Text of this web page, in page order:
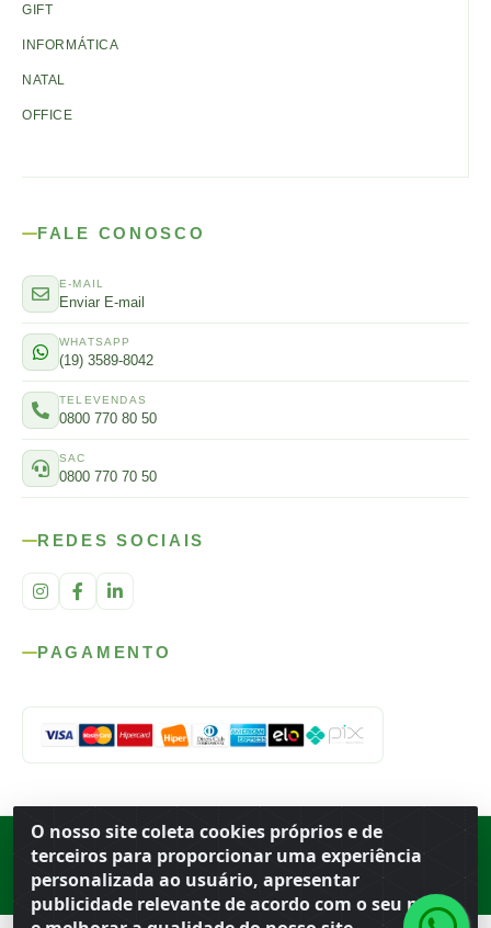
O nosso site coleta cookies próprios e de
terceiros para proporcionar uma experiência
personalizada ao usuário, apresentar
publicidade relevante de acordo com o seu perfil
GIFT
INFORMÁTICA
NATAL
OFFICE
FALE CONOSCO
E-MAIL
Enviar E-mail
WHATSAPP
(19) 3589-8042
TELEVENDAS
0800 770 80 50
SAC
0800 770 70 50
REDES SOCIAIS
PAGAMENTO
Rod. SP-215, s/n, km 98 — Área Rural Porto Ferreira ·BR
· CEP
· CNPJ 56.679.863/0001-91
© 2026 Atacado Ideal